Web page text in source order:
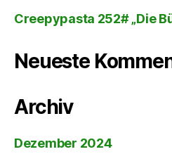
Creepypasta 252# „Die
Neueste
Archiv
Dezember 2024